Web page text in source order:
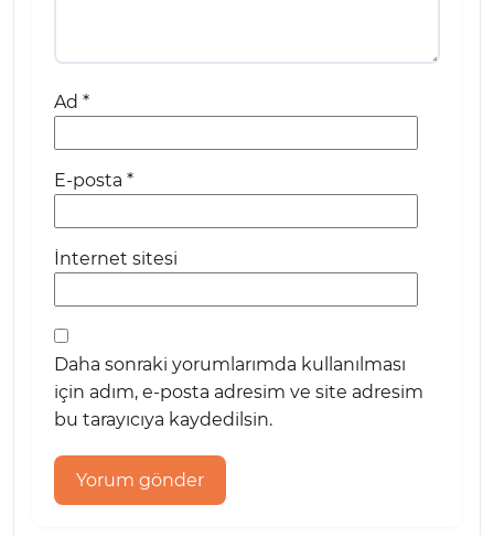
Ad *
E-posta *
İnternet sitesi
Daha sonraki yorumlarımda kullanılması
için adım, e-posta adresim ve site adresim
bu tarayıcıya kaydedilsin.